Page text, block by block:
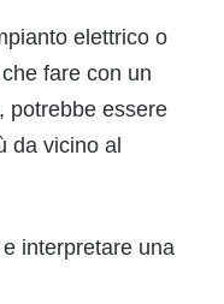
elettrico o
fare con un
potrebbe essere
da vicino al
interpretare una